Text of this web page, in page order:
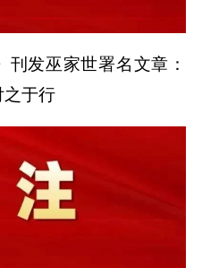
刊发巫家世署名文章：
之于行